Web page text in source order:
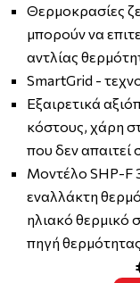
Θερμοκρασίες
μπορούν να
αντλίας
SmartGrid -
Εξαιρετικά
κόστους, χάρη
που δεν απαιτεί
Μοντέλο SHP-F
εναλλάκτη
ηλιακό θερμικό
πηγή θερμότητας